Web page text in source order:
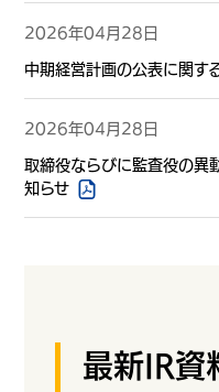
2026年04月28日
中期経営計画の公表に関す
2026年04月28日
取締役ならびに監査役の異
知らせ
最新IR資